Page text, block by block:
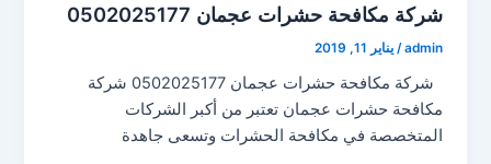
شركة مكافحة حشرات عجمان 0502025177
admin
/يناير 11, 2019
شركة مكافحة حشرات عجمان 0502025177 شركة
مكافحة حشرات عجمان تعتبر من أكبر الشركات
المتخصصة في مكافحة الحشرات وتسعى جاهدة